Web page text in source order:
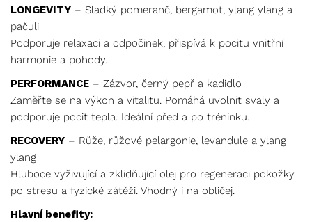
LONGEVITY – Sladký pomeranč, bergamot, ylang ylang a
pačuli
Podporuje relaxaci a odpočinek, přispívá k pocitu vnitřní
harmonie a pohody.
PERFORMANCE – Zázvor, černý pepř a kadidlo
Zaměřte se na výkon a vitalitu. Pomáhá uvolnit svaly a
podporuje pocit tepla. Ideální před a po tréninku.
RECOVERY – Růže, růžové pelargonie, levandule a ylang
ylang
Hluboce vyživující a zklidňující olej pro regeneraci pokožky
po stresu a fyzické zátěži. Vhodný i na obličej.
Hlavní benefity: